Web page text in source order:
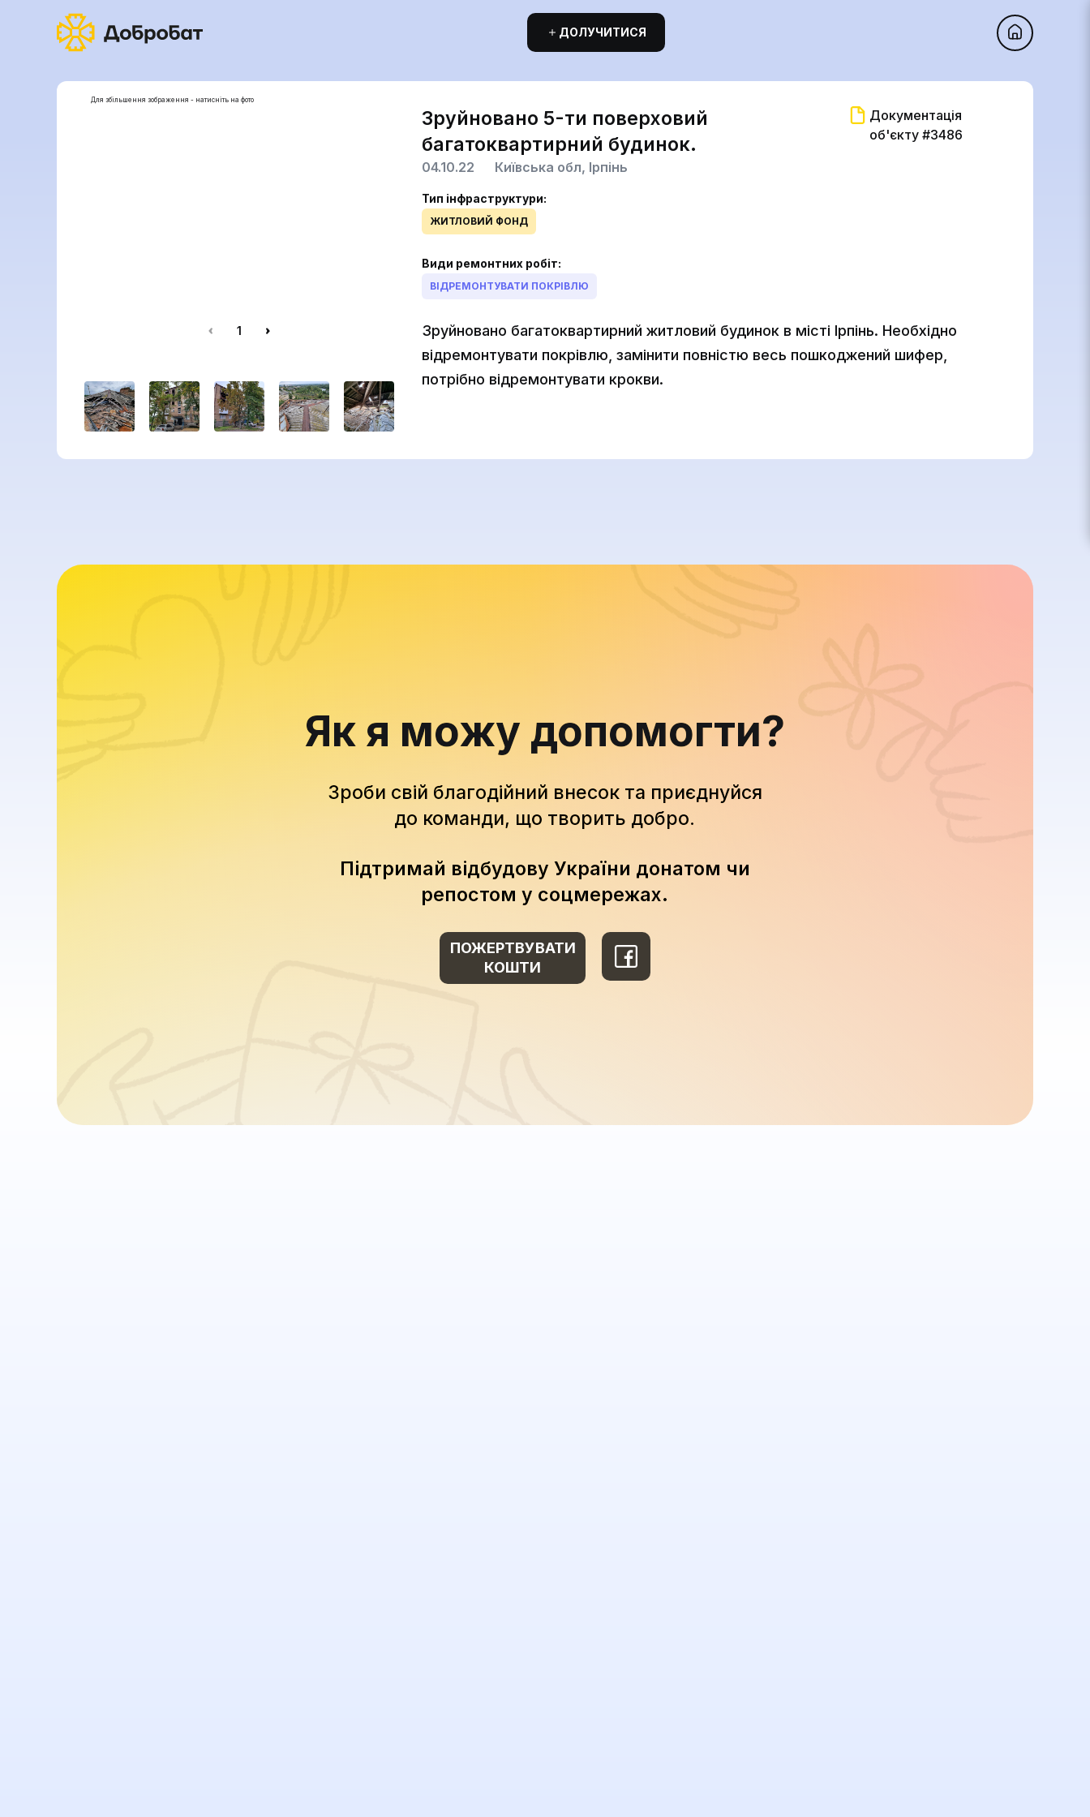
ДОЛУЧИТИСЯ
Для збільшення зображення - натисніть на фото
1
Зруйновано 5-ти поверховий
багатоквартирний будинок.
04.10.22 Київська обл, Ірпінь
Документація
об'єкту #3486
Тип інфраструктури:
ЖИТЛОВИЙ ФОНД
Види ремонтних робіт:
ВІДРЕМОНТУВАТИ ПОКРІВЛЮ
Зруйновано багатоквартирний житловий будинок в місті Ірпінь. Необхідно
відремонтувати покрівлю, замінити повністю весь пошкоджений шифер,
потрібно відремонтувати крокви.
Як я можу допомогти?
Зроби свій благодійний внесок та приєднуйся
до команди, що творить добро.
Підтримай відбудову України донатом чи
репостом у соцмережах.
ПОЖЕРТВУВАТИ
КОШТИ